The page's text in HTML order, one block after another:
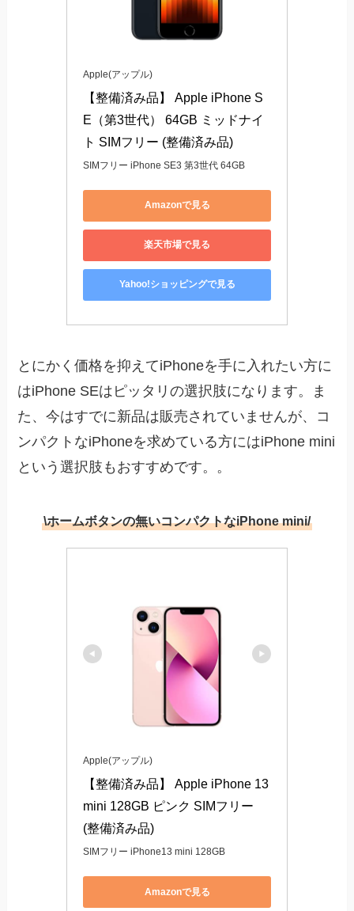
Apple(アップル)
【整備済み品】 Apple iPhone S
E（第3世代） 64GB ミッドナイ
ト SIMフリー (整備済み品)
SIMフリー iPhone SE3 第3世代 64GB
Amazonで見る
楽天市場で見る
Yahoo!ショッピングで見る
とにかく価格を抑えてiPhoneを手に入れたい方に
はiPhone SEはピッタリの選択肢になります。ま
た、今はすでに新品は販売されていませんが、コ
ンパクトなiPhoneを求めている方にはiPhone mini
という選択肢もおすすめです。。
\ホームボタンの無いコンパクトなiPhone mini/
Apple(アップル)
【整備済み品】 Apple iPhone 13
mini 128GB ピンク SIMフリー
(整備済み品)
SIMフリー iPhone13 mini 128GB
Amazonで見る